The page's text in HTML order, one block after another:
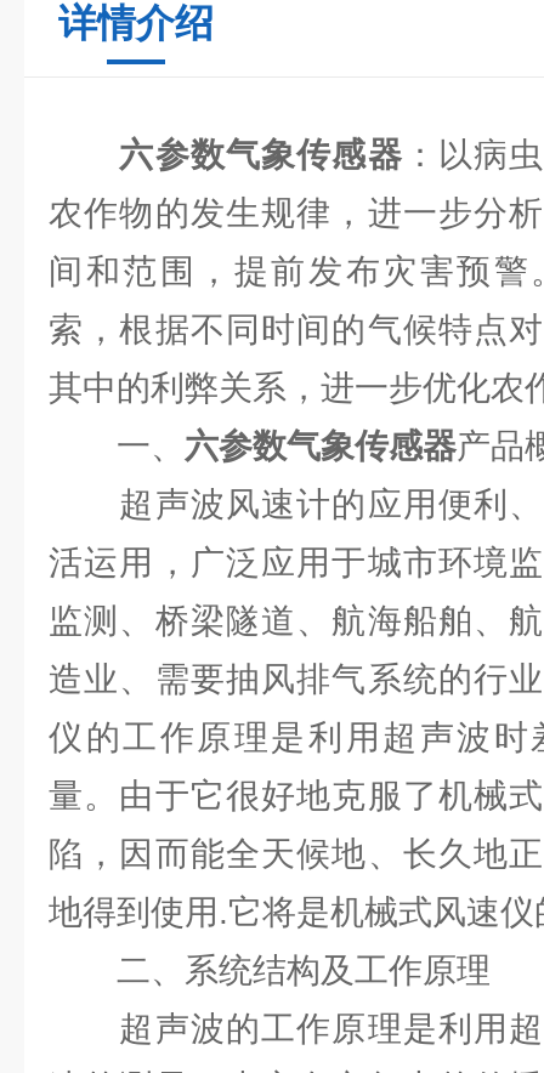
详情介绍
六参数气象传感器 ：以病
农作物的发生规律，进一步分
间和范围，提前发布灾害预
索，根据不同时间的气候特点
其中的利弊关系，进一步优化农
一、 六参数气象传感器产品
超声波风速计的应用便利、
活运用，广泛应用于城市环境
监测、桥梁隧道、航海船舶、
造业、需要抽风排气系统的行
仪的工作原理是利用超声波时
量。由于它很好地克服了机械
陷，因而能全天候地、长久地
地得到使用.它将是机械式风速
二、系统结构及工作原理
超声波的工作原理是利用超